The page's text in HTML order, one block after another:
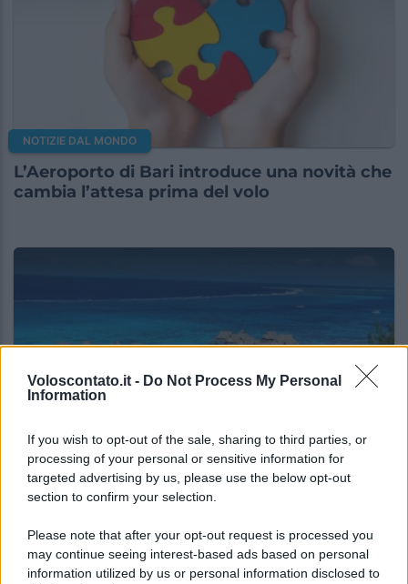
Voloscontato.it - Do Not Process My Personal
Information
If you wish to opt-out of the sale, sharing to third parties, or
processing of your personal or sensitive information for
targeted advertising by us, please use the below opt-out
section to confirm your selection.
Please note that after your opt-out request is processed you
may continue seeing interest-based ads based on personal
information utilized by us or personal information disclosed to
NOTIZIE DAL MONDO
L’Aeroporto di Bari introduce una novità che
cambia l’attesa prima del volo
NOTIZIE DAL MONDO
Se il budget non è un problema, queste sono
le mete di lusso che fanno sognare nel 2026
Lo sapevi che...